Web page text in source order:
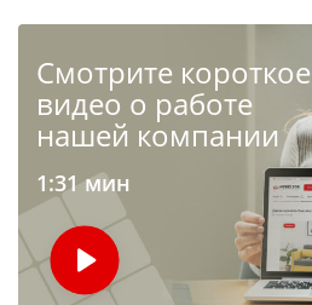
Cмотрите короткое
видео о работе
нашей компании
1:31 мин